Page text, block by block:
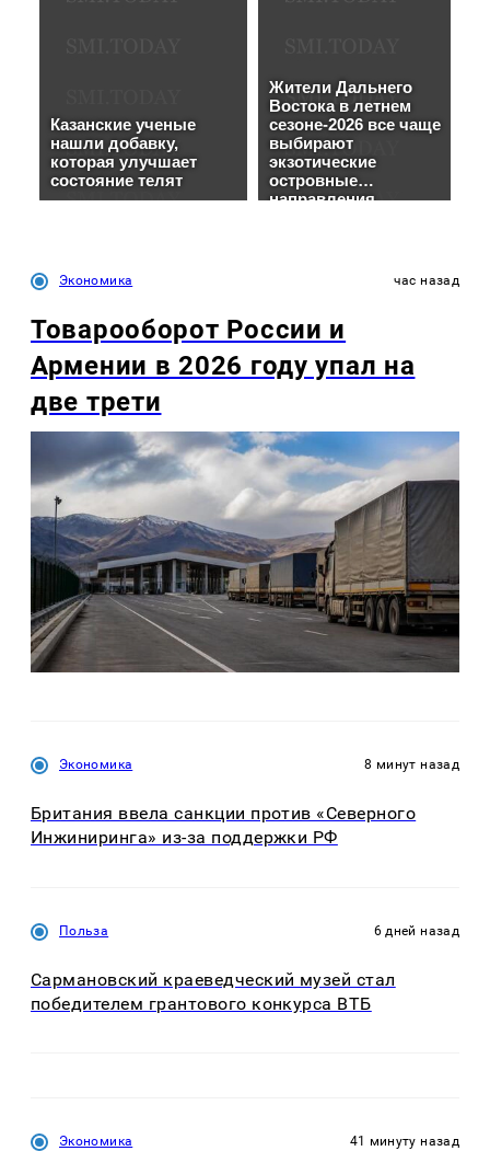
Экономика час назад
Товарооборот России и
Армении в 2026 году упал на
две трети
Экономика 8 минут назад
Британия ввела санкции против «Северного
Инжиниринга» из-за поддержки РФ
Польза 6 дней назад
Сармановский краеведческий музей стал
победителем грантового конкурса ВТБ
Экономика 41 минуту назад